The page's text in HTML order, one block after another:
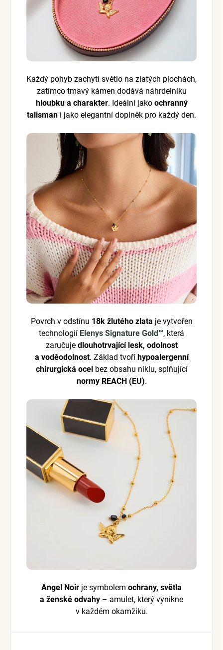
Každý pohyb zachytí světlo na zlatých plochách,
zatímco tmavý kámen dodává náhrdelníku
hloubku a charakter. Ideální jako ochranný
talisman i jako elegantní doplněk pro každý den.
Povrch v odstínu 18k žlutého zlata je vytvořen
technologií Elenys Signature Gold™, která
zaručuje dlouhotrvající lesk, odolnost
a voděodolnost. Základ tvoří hypoalergenní
chirurgická ocelbez obsahu niklu, splňující
normy REACH (EU).
Angel Noir je symbolem ochrany, světla
a ženské odvahy – amulet, který vynikne
v každém okamžiku.